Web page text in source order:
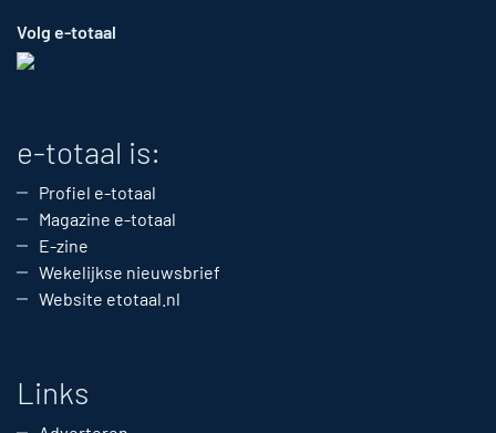
Volg e-totaal
e-totaal is:
Profiel e-totaal
Magazine e-totaal
E-zine
Wekelijkse nieuwsbrief
Website etotaal.nl
Links